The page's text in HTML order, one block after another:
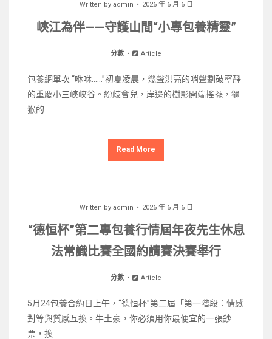
Written by admin 2026 年 6 月 6 日
峽江為伴——守護山間“小專包養精靈”
分數 Article
包養網單次 “咻咻……”初夏凌晨，幾聲洪亮的哨聲劃破寧靜
的重慶小三峽峽谷。紛歧會兒，岸邊的樹影開端搖擺，獼
猴的
Read More
Written by admin 2026 年 6 月 6 日
“德恒杯”第二專包養行情屆年夜先生休息
法常識比賽全國約請賽決賽舉行
分數 Article
5月24包養合約日上午，“德恒杯”第二屆「第一階段：情感
對等與質感互換。牛土豪，你必須用你最便宜的一張鈔
票，換